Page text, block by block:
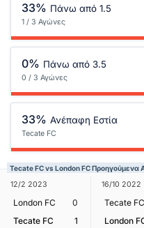
33% Πάνω από 1.5
1 / 3 Αγώνες
0% Πάνω από 3.5
0 / 3 Αγώνες
33% Ανέπαφη Εστία
Tecate FC
Tecate FC vs London FC Προηγούμενα
12/2 2023
London FC
0
Tecate FC
1
16/10 2022
Tecate FC
London